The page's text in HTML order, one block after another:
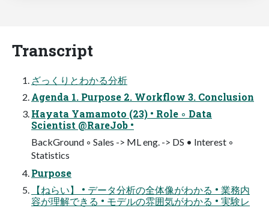
Transcript
ざっくりとわかる分析
Agenda 1. Purpose 2. Workflow 3. Conclusion
Hayata Yamamoto (23) • Role ◦ Data
Scientist @RareJob •
BackGround ◦ Sales -> ML eng. -> DS • Interest ◦
Statistics
Purpose
【ねらい】 • データ分析の全体像がわかる • 業務内
容が理解できる • モデルの雰囲気がわかる • 実験レ